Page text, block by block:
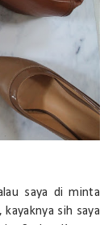
saya di minta
sih saya